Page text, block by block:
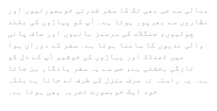
منالی سے جی بھی تک کا سفر قدرتی خوبصورتیوں اور
نظاروں سے بھرپور ہوتا ہے۔ آپ کو پہاڑوں کی بلند
چوٹیوں، جنگلات کی سرسبز بانہوں اور صاف پانی
والی ندیوں کا سامنا ہوتا ہے۔ سفر کے دوران ہوا
میں ٹھنڈک اور پہاڑوں کی خوشبو آپ کے دل کو
تازگی بخشتی ہے، جس سے یہ سفر یادگار بن جاتا
ہے۔ یہ راستہ نہ صرف منزل کی طرف لے جاتا ہے بلکہ
خود ایک خوبصورت تجربہ بھی ہوتا ہے۔